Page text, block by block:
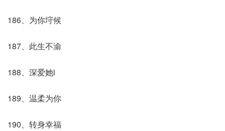
186、为你垨候
187、此生不渝
188、深爱她i
189、温柔为你
190、转身幸福